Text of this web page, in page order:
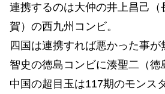
連携するのは大仲の井上昌己
賀）の西九州コンビ。
四国は連携すれば悪かった事
智史の徳島コンビに湊聖二（徳
中国の超目玉は117期のモンス